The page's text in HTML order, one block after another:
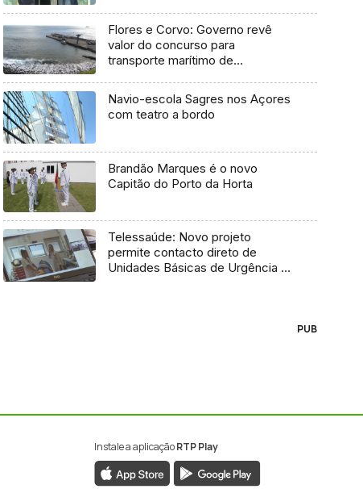
Flores e Corvo: Governo revê
valor do concurso para
transporte marítimo de
Navio-escola Sagres nos Açores
com teatro a bordo
Brandão Marques é o novo
Capitão do Porto da Horta
Telessaúde: Novo projeto
permite contacto direto de
Unidades Básicas de Urgência e
PUB
Instale a aplicaçãoRTP Play